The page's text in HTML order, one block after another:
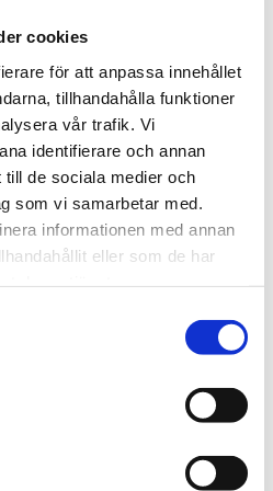
cookies
för att anpassa innehållet
tillhandahålla funktioner
vår trafik. Vi
identifierare och annan
till de sociala medier och
som vi samarbetar med.
informationen med annan
eller som de har
– har
i Libanon